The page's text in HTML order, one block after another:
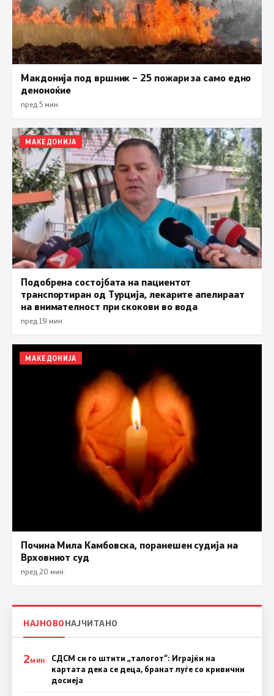
Макдонија под вршник – 25 пожари за само едно
деноноќие
пред 5 мин.
МАКЕДОНИЈА
Подобрена состојбата на пациентот
транспортиран од Турција, лекарите апелираат
на внимателност при скокови во вода
пред 19 мин.
МАКЕДОНИЈА
Почина Мила Камбовска, поранешен судија на
Врховниот суд
пред 20 мин.
НАЈНОВОНАЈЧИТАНО
2МИН
СДСМ си го штити „талогот“: Играјќи на
картата дека се деца, бранат луѓе со кривични
досиеја